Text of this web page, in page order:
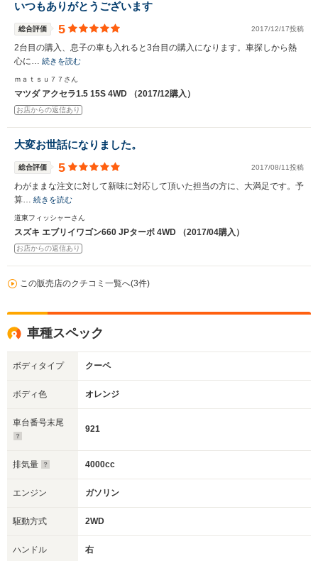
いつもありがとうございます
総合評価 5 2017/12/17投稿
2台目の購入、息子の車も入れると3台目の購入になります。車探しから熱
心に… 続きを読む
ｍａｔｓｕ７７さん
マツダ アクセラ1.5 15S 4WD （2017/12購入）
お店からの返信あり
大変お世話になりました。
総合評価 5 2017/08/11投稿
わがままな注文に対して新味に対応して頂いた担当の方に、大満足です。予
算… 続きを読む
道東フィッシャーさん
スズキ エブリイワゴン660 JPターボ 4WD （2017/04購入）
お店からの返信あり
この販売店のクチコミ一覧へ(3件)
車種スペック
ボディタイプ クーペ
ボディ色 オレンジ
車台番号末尾
921
排気量 4000cc
エンジン ガソリン
駆動方式 2WD
ハンドル 右